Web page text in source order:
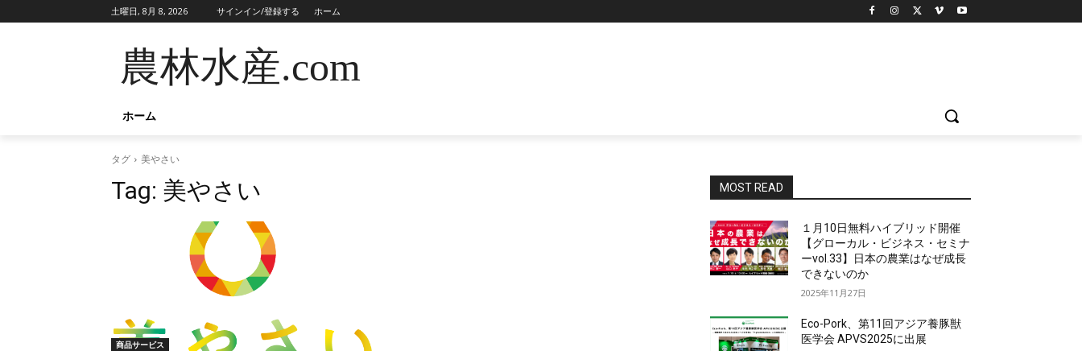
土曜日, 8月 8, 2026 サインイン/登録する ホーム
農林水産.com
ホーム
タグ 美やさい
Tag: 美やさい
商品サービス
MOST READ
１月10日無料ハイブリッド開催
【グローカル・ビジネス・セミナ
ーvol.33】日本の農業はなぜ成長
できないのか
2025年11月27日
Eco-Pork、第11回アジア養豚獣
医学会 APVS2025に出展